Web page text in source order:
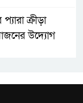
ক্রীড়া
উদ্যোগ